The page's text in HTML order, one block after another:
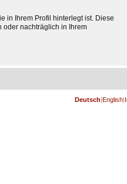
in Ihrem Profil hinterlegt ist. Diese
oder nachträglich in Ihrem
Deutsch English